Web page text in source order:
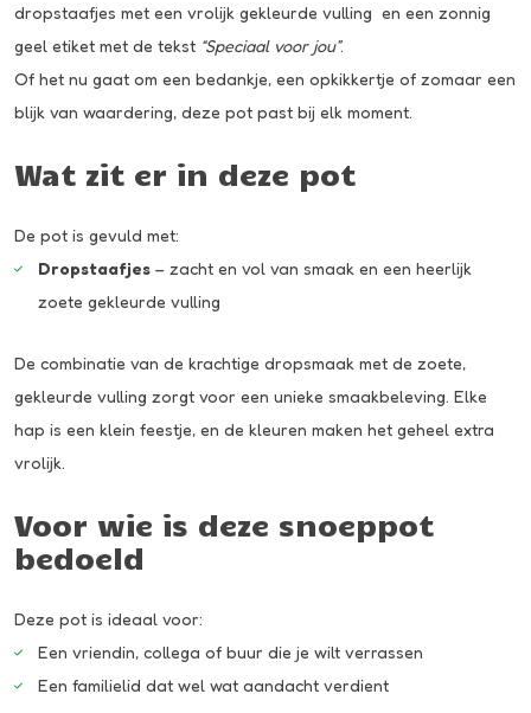
dropstaafjes met een vrolijk gekleurde vulling en een zonnig
geel etiket met de tekst “Speciaal voor jou”.
Of het nu gaat om een bedankje, een opkikkertje of zomaar een
blijk van waardering, deze pot past bij elk moment.
Wat zit er in deze pot
De pot is gevuld met:
Dropstaafjes – zacht en vol van smaak en een heerlijk
zoete gekleurde vulling
De combinatie van de krachtige dropsmaak met de zoete,
gekleurde vulling zorgt voor een unieke smaakbeleving. Elke
hap is een klein feestje, en de kleuren maken het geheel extra
vrolijk.
Voor wie is deze snoeppot
bedoeld
Deze pot is ideaal voor:
Een vriendin, collega of buur die je wilt verrassen
Een familielid dat wel wat aandacht verdient